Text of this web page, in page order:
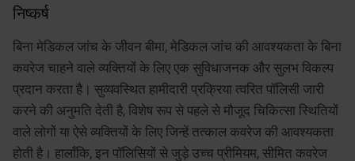
निष्कर्ष
बिना मेडिकल जांच के जीवन बीमा, मेडिकल जांच की आवश्यकता के बिना
कवरेज चाहने वाले व्यक्तियों के लिए एक सुविधाजनक और सुलभ विकल्प
प्रदान करता है। सुव्यवस्थित हामीदारी प्रक्रिया त्वरित पॉलिसी जारी
करने की अनुमति देती है, विशेष रूप से पहले से मौजूद चिकित्सा स्थितियों
वाले लोगों या ऐसे व्यक्तियों के लिए जिन्हें तत्काल कवरेज की आवश्यकता
होती है। हालाँकि, इन पॉलिसियों से जुड़े उच्च प्रीमियम, सीमित कवरेज